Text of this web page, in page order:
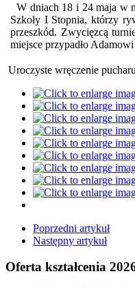
W dniach 18 i 24 maja w
Szkoły I Stopnia, którzy
przeszkód. Zwycięzcą
miejsce przypadło
Uroczyste wręczenie
Poprzedni artykuł
Następny artykuł
Oferta kształcenia